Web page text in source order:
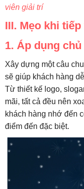
viên giải trí
III. Mẹo khi
1. Áp dụng
Xây dựng một câu
sẽ giúp khách hàng
Từ thiết kế logo,
mãi, tất cả đều nên
khách hàng nhớ đến
điểm đến đặc biệt.